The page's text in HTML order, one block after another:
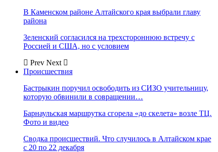
В Каменском районе Алтайского края выбрали главу
района
Зеленский согласился на трехстороннюю встречу с
Россией и США, но с условием
Prev Next
Происшествия
Бастрыкин поручил освободить из СИЗО учительницу,
которую обвинили в совращении…
Барнаульская маршрутка сгорела «до скелета» возле ТЦ.
Фото и видео
Сводка происшествий. Что случилось в Алтайском крае
с 20 по 22 декабря